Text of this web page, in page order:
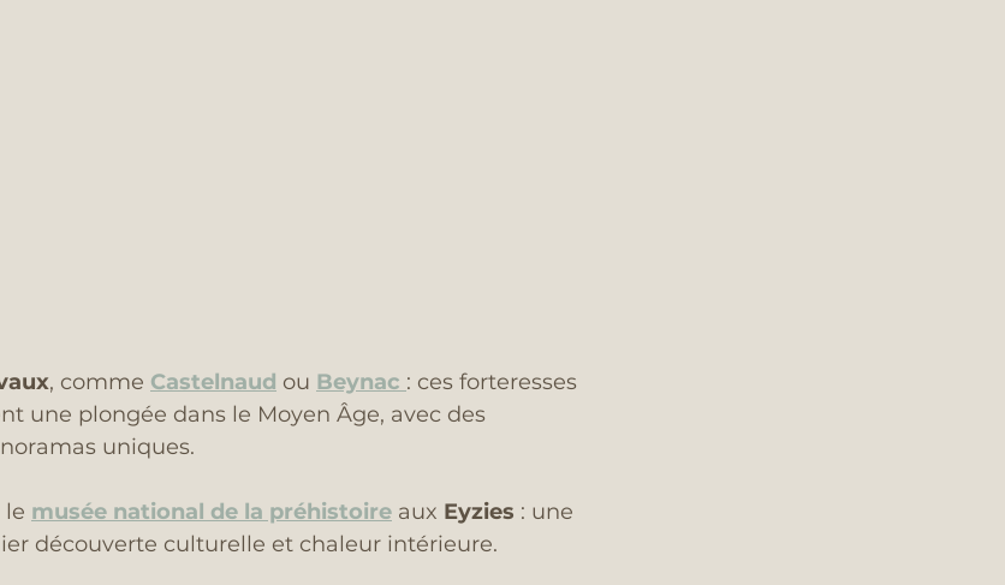
, comme Castelnaud ou Beynac : ces forteresses
une plongée dans le Moyen Âge, avec des
uniques.
le musée national de la préhistoire aux Eyzies : une
découverte culturelle et chaleur intérieure.